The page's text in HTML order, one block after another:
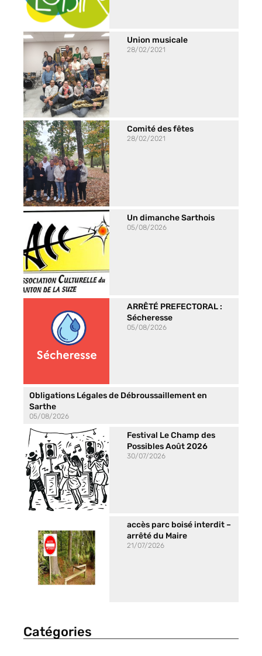
Union musicale
28/02/2021
Comité des fêtes
28/02/2021
Un dimanche Sarthois
05/08/2026
ARRÊTÉ PREFECTORAL :
Sécheresse
05/08/2026
Obligations Légales de Débroussaillement en
Sarthe
05/08/2026
Festival Le Champ des
Possibles Août 2026
30/07/2026
accès parc boisé interdit –
arrêté du Maire
21/07/2026
Catégories